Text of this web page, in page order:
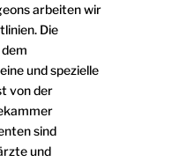
arbeiten wir
Die
und spezielle
von der
sind
und